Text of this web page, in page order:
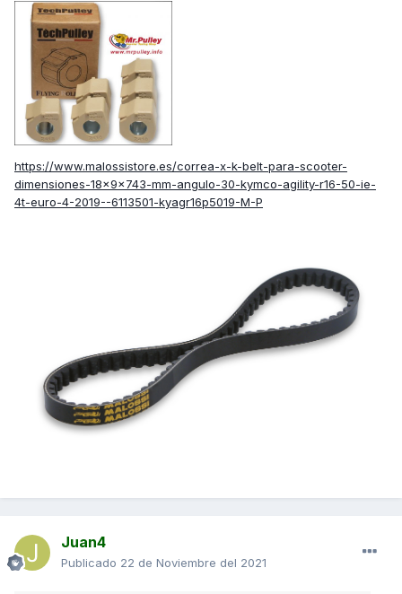
https://www.malossistore.es/correa-x-k-belt-para-scooter-
dimensiones-18x9x743-mm-angulo-30-kymco-agility-r16-50-ie-
4t-euro-4-2019--6113501-kyagr16p5019-M-P
Juan4
Publicado 22 de Noviembre del 2021